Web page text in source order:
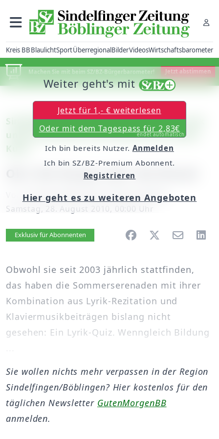
Kreis BBBlaulichtSportÜberregionalBilderVideosWirtschaftsbarometer
Machen Sie mit beim SZ/BZ-Bürgerbarometer! Jetzt abstimmen
Sindelfingen: Sommerserenaden mit Lyrik
unkonventionell und Pianistenduo Ewers-
Ob's die Raupe oder die Brezel
Vonunserem Mitarbeiter Bernd Heiden
Samstag, 28. August 2010, 00:00 Uhr
Artikel vorlesen
Exklusiv für Abonnenten
Obwohl sie seit 2003 jährlich stattfinden,
das haben die Sommerserenaden mit ihrer
Kombination aus Lyrik-Rezitation und
Klaviermusikbeiträgen bislang nicht
gesehen: Ein Lyrik-Quiz. Wenngleich Bildung
Weiter geht's mit
Jetzt für 1,- € weiterlesen
Oder mit dem Tagespass für 2,83€
endet automatisch
Ich bin bereits Nutzer. Anmelden
Ich bin SZ/BZ-Premium Abonnent.
Registrieren
Hier geht es zu weiteren Angeboten
Sie wollen nichts mehr verpassen in der Region
Sindelfingen/Böblingen? Hier kostenlos für den
täglichen Newsletter GutenMorgenBB
anmelden.